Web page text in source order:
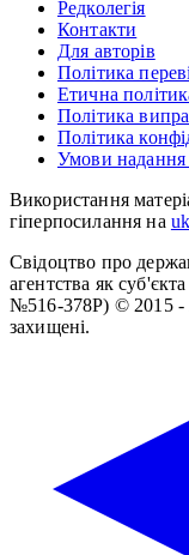
Редколегія
Контакти
Для авторів
Політика
Етична
Політика
Політика
Умови надання
Використання
гіперпосилання на
Свідоцтво про
агентства як
№516-378Р) © 2015 -
захищені.